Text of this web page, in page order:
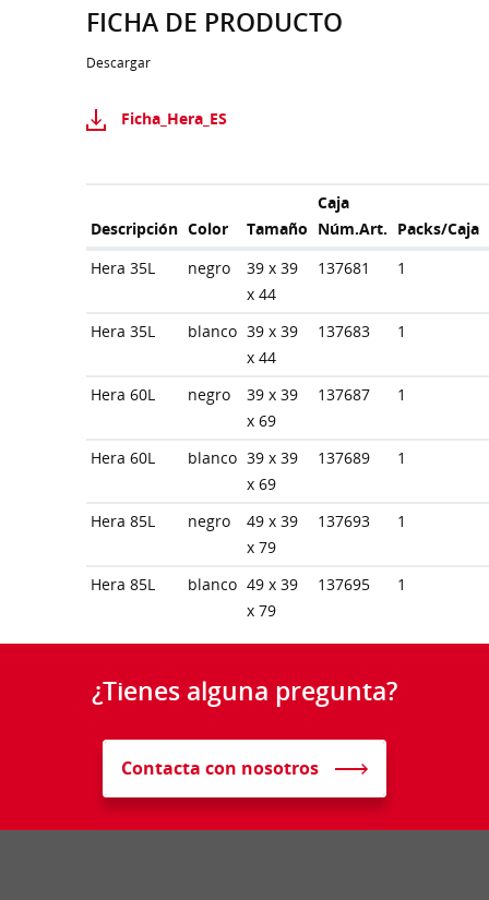
FICHA DE PRODUCTO
Descargar
Ficha_Hera_ES
Descripción Color Tamaño
Caja
Núm.Art. Packs/Caja
Hera 35L
negro
39 x 39
x 44
137681 1
Hera 35L blanco 39 x 39
x 44
137683 1
Hera 60L negro
39 x 39
x 69
137687 1
Hera 60L blanco 39 x 39
x 69
137689 1
Hera 85L negro
49 x 39
x 79
137693 1
Hera 85L blanco 49 x 39
x 79
137695 1
¿Tienes alguna pregunta?
Contacta con nosotros